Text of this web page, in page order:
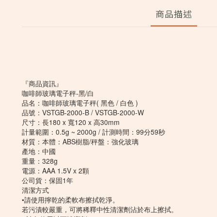
商品描述
『商品資訊』
咖啡師玻璃電子秤-黑/白
品名：咖啡師玻璃電子秤( 黑色 / 白色 )
品號：VSTGB-2000-B / VSTGB-2000-W
尺寸：長180 x 寬120 x 高30mm
計量範圍：0.5g ~ 2000g / 計測時間：99分59秒
材質：本體：ABS樹脂/秤盤：強化玻璃
產地：中國
重量：328g
電源：AAA 1.5V x 2顆
公司貨：保固1年
清潔方式
•請使用擰乾的柔軟布擦拭乾淨。
若污漬較嚴重，可將稀釋中性清潔劑沾於布上擦拭。